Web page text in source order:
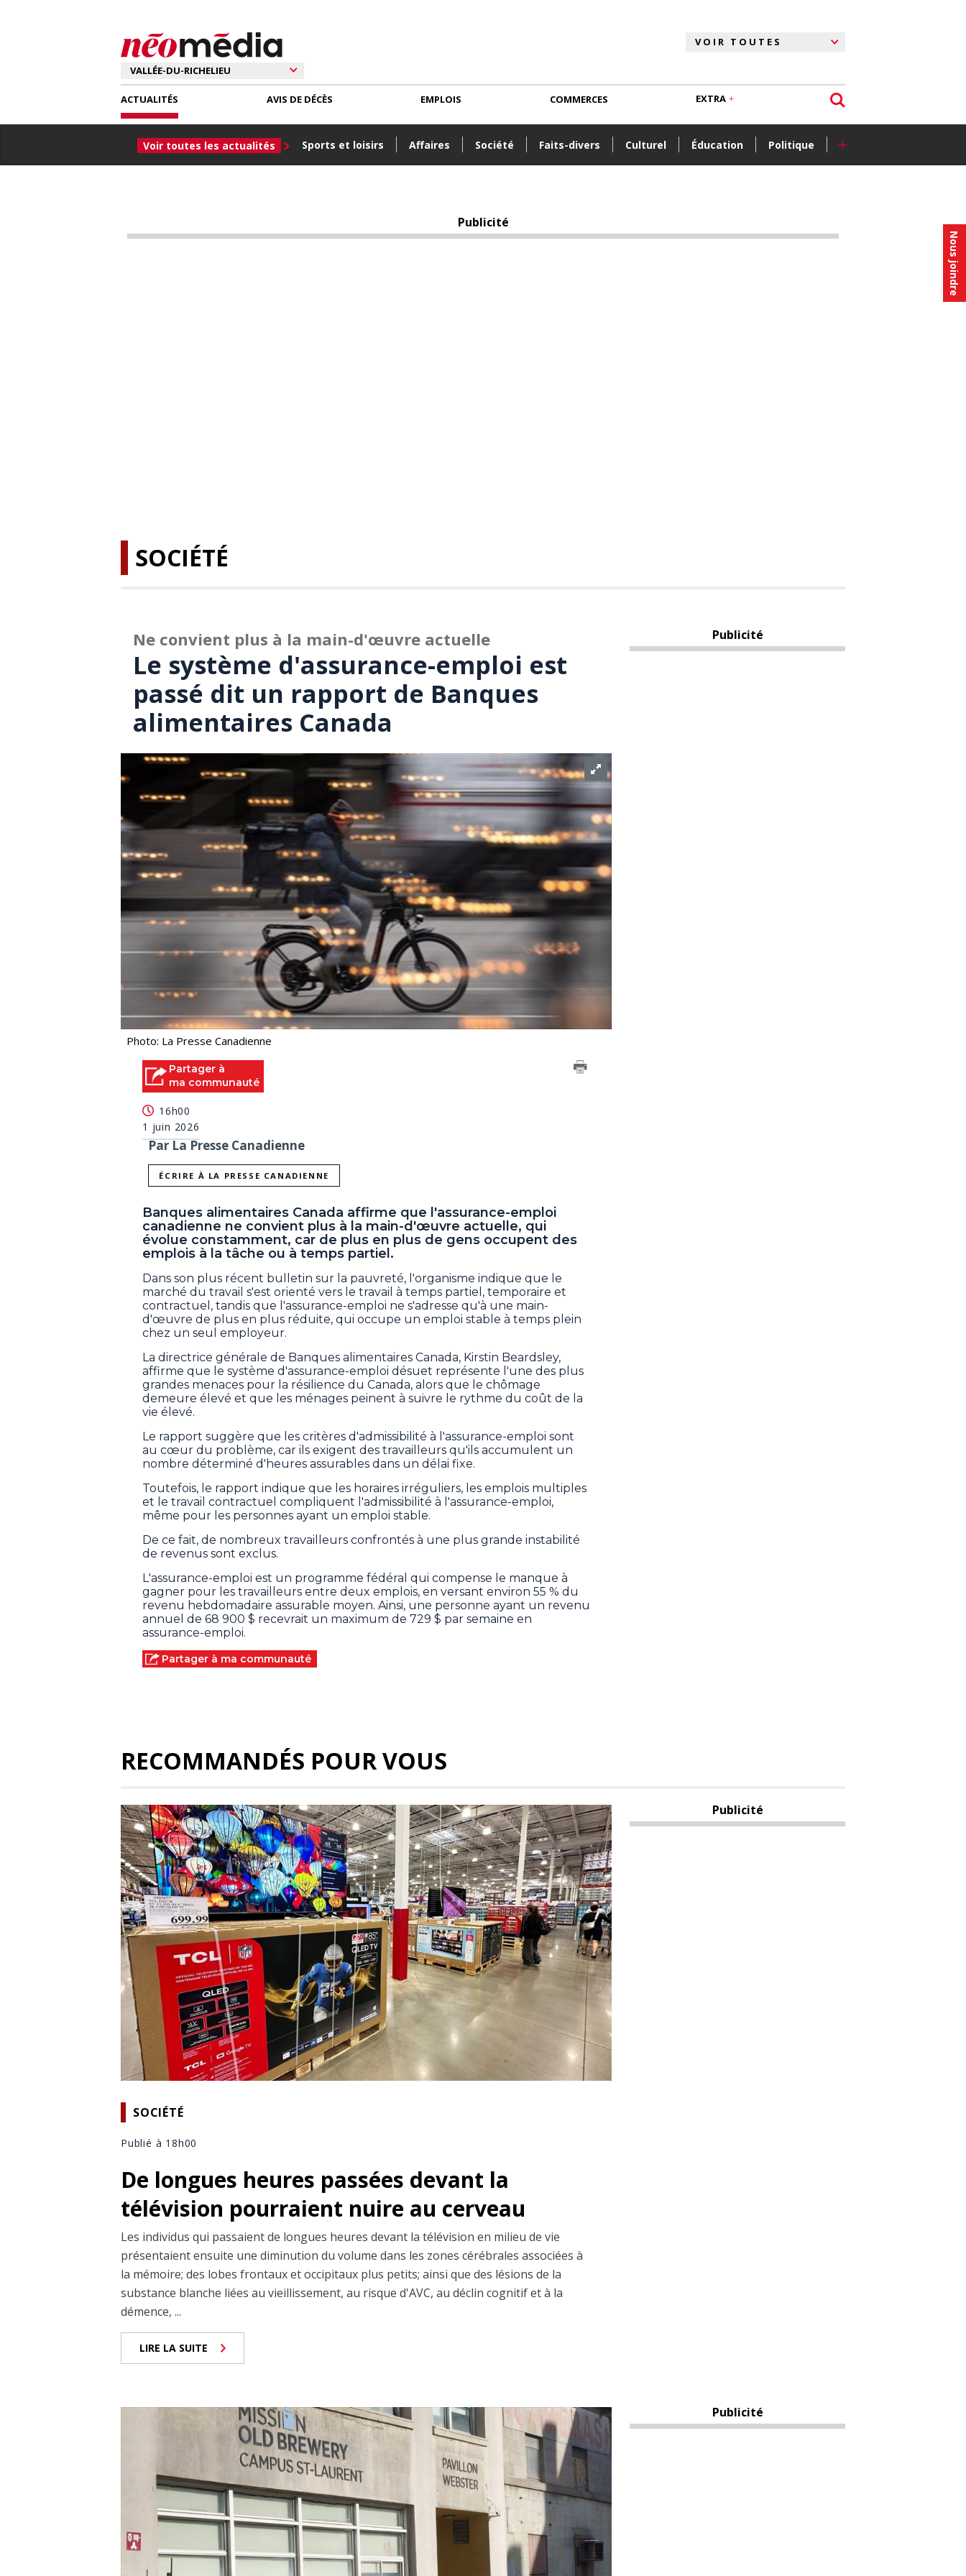
Nous joindre
ACTUALITÉS
Voir toutes les actualités Sports et loisirs Affaires Société Faits-divers Culturel Éducation Politique +
AVIS DE DÉCÈS EMPLOIS COMMERCES EXTRA
Publicité
SOCIÉTÉ
Ne convient plus à la main-d'œuvre actuelle
Le système d'assurance-emploi est
passé dit un rapport de Banques
alimentaires Canada
Photo: La Presse Canadienne
Partager à
ma communauté
16h00
1 juin 2026
Par La Presse Canadienne
ÉCRIRE À LA PRESSE CANADIENNE
Banques alimentaires Canada affirme que l'assurance-emploi
canadienne ne convient plus à la main-d'œuvre actuelle, qui
évolue constamment, car de plus en plus de gens occupent des
emplois à la tâche ou à temps partiel.
Dans son plus récent bulletin sur la pauvreté, l'organisme indique que le
marché du travail s'est orienté vers le travail à temps partiel, temporaire et
contractuel, tandis que l'assurance-emploi ne s'adresse qu'à une main-
d'œuvre de plus en plus réduite, qui occupe un emploi stable à temps plein
chez un seul employeur.
La directrice générale de Banques alimentaires Canada, Kirstin Beardsley,
affirme que le système d'assurance-emploi désuet représente l'une des plus
grandes menaces pour la résilience du Canada, alors que le chômage
demeure élevé et que les ménages peinent à suivre le rythme du coût de la
vie élevé.
Le rapport suggère que les critères d'admissibilité à l'assurance-emploi sont
au cœur du problème, car ils exigent des travailleurs qu'ils accumulent un
nombre déterminé d'heures assurables dans un délai fixe.
Toutefois, le rapport indique que les horaires irréguliers, les emplois multiples
et le travail contractuel compliquent l'admissibilité à l'assurance-emploi,
même pour les personnes ayant un emploi stable.
De ce fait, de nombreux travailleurs confrontés à une plus grande instabilité
de revenus sont exclus.
L'assurance-emploi est un programme fédéral qui compense le manque à
gagner pour les travailleurs entre deux emplois, en versant environ 55 % du
revenu hebdomadaire assurable moyen. Ainsi, une personne ayant un revenu
annuel de 68 900 $ recevrait un maximum de 729 $ par semaine en
assurance-emploi.
Partager à ma communauté
Publicité
RECOMMANDÉS POUR VOUS
SOCIÉTÉ
Publié à 18h00
De longues heures passées devant la
télévision pourraient nuire au cerveau
Les individus qui passaient de longues heures devant la télévision en milieu de vie
présentaient ensuite une diminution du volume dans les zones cérébrales associées à
la mémoire; des lobes frontaux et occipitaux plus petits; ainsi que des lésions de la
substance blanche liées au vieillissement, au risque d'AVC, au déclin cognitif et à la
démence, ...
LIRE LA SUITE
Publicité
Publicité